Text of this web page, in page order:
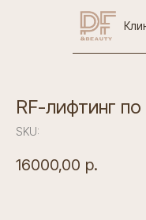
RF-лифтинг
SKU:
16000,00 р.